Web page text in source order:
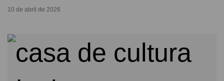
10 de abril de 2026